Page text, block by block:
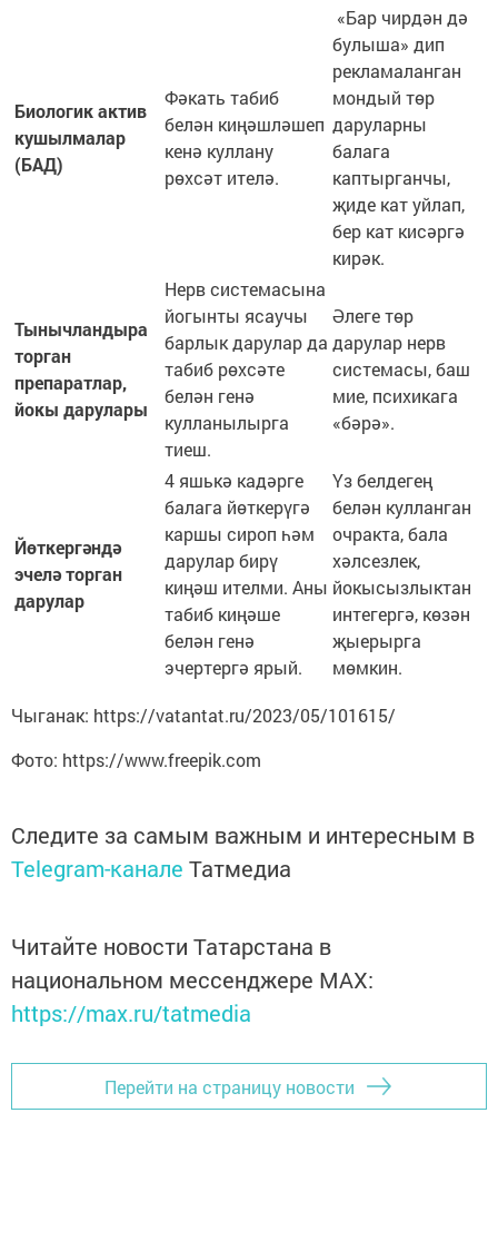
Биологик актив
кушылмалар
(БАД)
Фәкать табиб
белән киңәшләшеп
кенә куллану
рөхсәт ителә.
«Бар чирдән дә
булыша» дип
рекламаланган
мондый төр
даруларны
балага
каптырганчы,
җиде кат уйлап,
бер кат кисәргә
кирәк.
Тынычландыра
торган
препаратлар,
йокы дарулары
Нерв системасына
йогынты ясаучы
барлык дарулар да
табиб рөхсәте
белән генә
кулланылырга
тиеш.
Әлеге төр
дарулар нерв
системасы, баш
мие, психикага
«бәрә».
Йөткергәндә
эчелә торган
дарулар
4 яшькә кадәрге
балага йөткерүгә
каршы сироп һәм
дарулар бирү
киңәш ителми. Аны
табиб киңәше
белән генә
эчертергә ярый.
Үз белдегең
белән кулланган
очракта, бала
хәлсезлек,
йокысызлыктан
интегергә, көзән
җыерырга
мөмкин.
Чыганак: https://vatantat.ru/2023/05/101615/
Фото: https://www.freepik.com
Следите за самым важным и интересным в
Telegram-канале Татмедиа
Читайте новости Татарстана в
национальном мессенджере MАХ:
https://max.ru/tatmedia
Перейти на страницу новости